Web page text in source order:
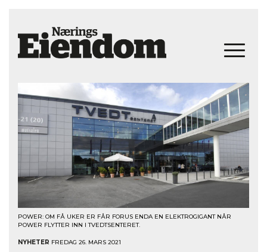
POWER: OM FÅ UKER ER FÅR FORUS ENDA EN ELEKTROGIGANT NÅR
POWER FLYTTER INN I TVEDTSENTERET.
NYHETER FREDAG 26. MARS 2021